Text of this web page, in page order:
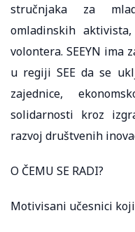
stručnjaka za
omladinskih
volontera. SEEYN ima
u regiji SEE da se
zajednice,
solidarnosti kroz
razvoj društvenih
O ČEMU SE RADI?
Motivisani učesnici